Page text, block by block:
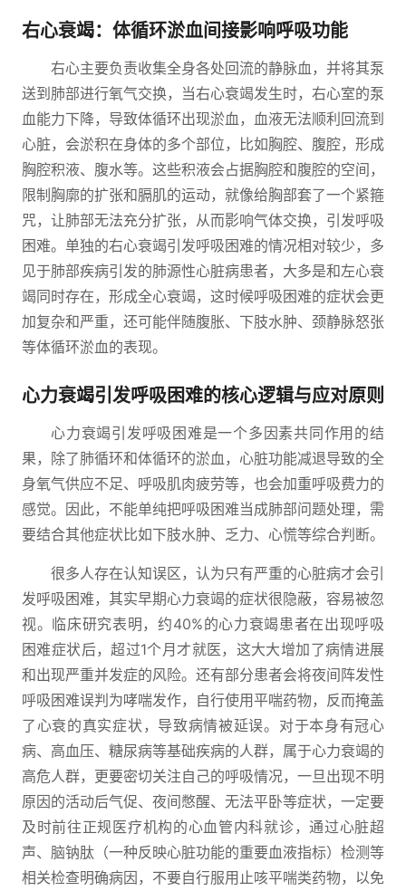
右心衰竭：体循环淤血间接影响呼吸功能
右心主要负责收集全身各处回流的静脉血，并将其泵
送到肺部进行氧气交换，当右心衰竭发生时，右心室的泵
血能力下降，导致体循环出现淤血，血液无法顺利回流到
心脏，会淤积在身体的多个部位，比如胸腔、腹腔，形成
胸腔积液、腹水等。这些积液会占据胸腔和腹腔的空间，
限制胸廓的扩张和膈肌的运动，就像给胸部套了一个紧箍
咒，让肺部无法充分扩张，从而影响气体交换，引发呼吸
困难。单独的右心衰竭引发呼吸困难的情况相对较少，多
见于肺部疾病引发的肺源性心脏病患者，大多是和左心衰
竭同时存在，形成全心衰竭，这时候呼吸困难的症状会更
加复杂和严重，还可能伴随腹胀、下肢水肿、颈静脉怒张
等体循环淤血的表现。
心力衰竭引发呼吸困难的核心逻辑与应对原则
心力衰竭引发呼吸困难是一个多因素共同作用的结
果，除了肺循环和体循环的淤血，心脏功能减退导致的全
身氧气供应不足、呼吸肌肉疲劳等，也会加重呼吸费力的
感觉。因此，不能单纯把呼吸困难当成肺部问题处理，需
要结合其他症状比如下肢水肿、乏力、心慌等综合判断。
很多人存在认知误区，认为只有严重的心脏病才会引
发呼吸困难，其实早期心力衰竭的症状很隐蔽，容易被忽
视。临床研究表明，约40%的心力衰竭患者在出现呼吸
困难症状后，超过1个月才就医，这大大增加了病情进展
和出现严重并发症的风险。还有部分患者会将夜间阵发性
呼吸困难误判为哮喘发作，自行使用平喘药物，反而掩盖
了心衰的真实症状，导致病情被延误。对于本身有冠心
病、高血压、糖尿病等基础疾病的人群，属于心力衰竭的
高危人群，更要密切关注自己的呼吸情况，一旦出现不明
原因的活动后气促、夜间憋醒、无法平卧等症状，一定要
及时前往正规医疗机构的心血管内科就诊，通过心脏超
声、脑钠肽（一种反映心脏功能的重要血液指标）检测等
相关检查明确病因，不要自行服用止咳平喘类药物，以免